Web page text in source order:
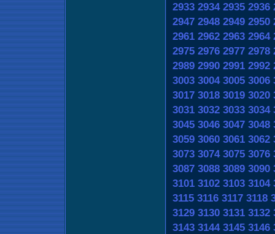
2933 2934 2935 2936
2947 2948 2949 2950
2961 2962 2963 2964
2975 2976 2977 2978
2989 2990 2991 2992
3003 3004 3005 3006
3017 3018 3019 3020
3031 3032 3033 3034
3045 3046 3047 3048
3059 3060 3061 3062
3073 3074 3075 3076
3087 3088 3089 3090
3101 3102 3103 3104
3115 3116 3117 3118
3129 3130 3131 3132
3143 3144 3145 3146